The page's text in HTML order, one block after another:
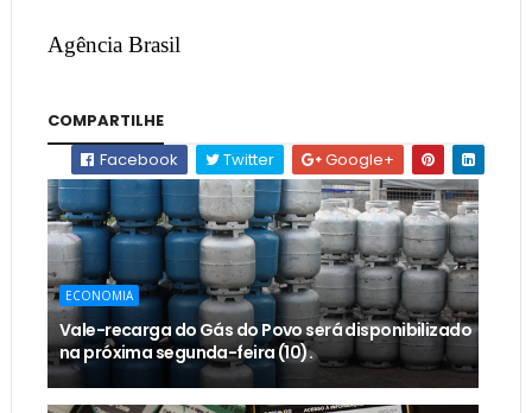
Agência Brasil
COMPARTILHE
Facebook
Twitter Google+
ECONOMIA
Vale-recarga do Gás do Povo será disponibilizado
na próxima segunda-feira (10).